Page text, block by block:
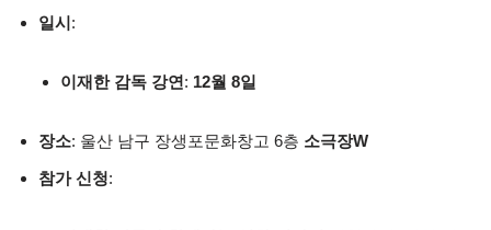
일시:
이재한 감독 강연: 12월 8일
장소: 울산 남구 장생포문화창고 6층 소극장W
참가 신청: